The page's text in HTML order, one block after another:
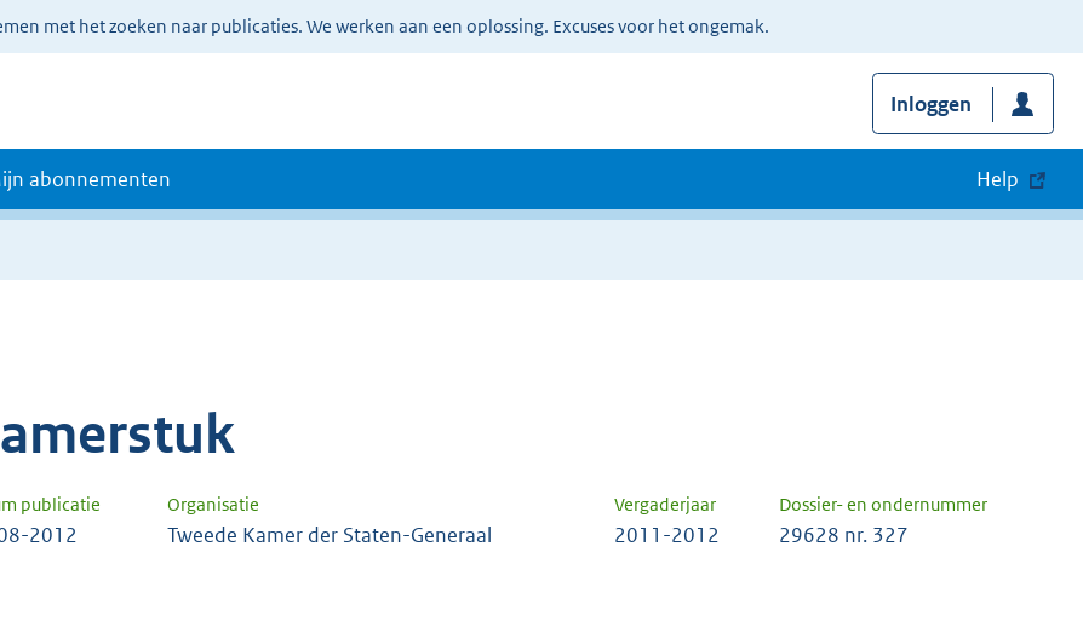
met het zoeken naar publicaties. We werken aan een oplossing. Excuses voor het ongemak.
Inloggen
abonnementen Help
publicatie Organisatie Vergaderjaar Dossier- en ondernummer
2012 Tweede Kamer der Staten-Generaal 2011-2012 29628 nr. 327